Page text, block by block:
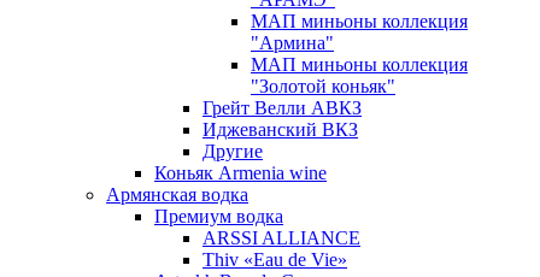
МАП миньоны коллекция
"Армина"
МАП миньоны коллекция
"Золотой коньяк"
Грейт Велли АВКЗ
Иджеванский ВКЗ
Другие
Коньяк Armenia wine
Армянская водка
Премиум водка
ARSSI ALLIANCE
Thiv «Eau de Vie»